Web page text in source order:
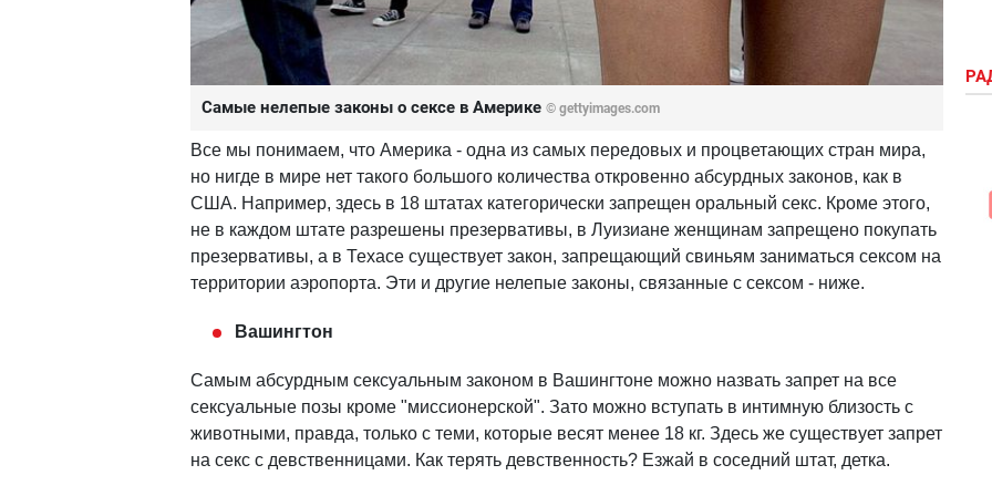
Самые нелепые законы о сексе в Америке © gettyimages.com
Все мы понимаем, что Америка - одна из самых передовых и процветающих стран мира,
но нигде в мире нет такого большого количества откровенно абсурдных законов, как в
США. Например, здесь в 18 штатах категорически запрещен оральный секс. Кроме этого,
не в каждом штате разрешены презервативы, в Луизиане женщинам запрещено покупать
презервативы, а в Техасе существует закон, запрещающий свиньям заниматься сексом на
территории аэропорта. Эти и другие нелепые законы, связанные с сексом - ниже.
Вашингтон
Самым абсурдным сексуальным законом в Вашингтоне можно назвать запрет на все
сексуальные позы кроме "миссионерской". Зато можно вступать в интимную близость с
животными, правда, только с теми, которые весят менее 18 кг. Здесь же существует запрет
на секс с девственницами. Как терять девственность? Езжай в соседний штат, детка.